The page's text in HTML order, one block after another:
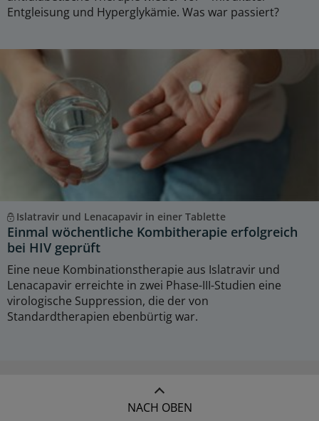
Entgleisung und Hyperglykämie. Was war passiert?
Islatravir und Lenacapavir in einer Tablette
Einmal wöchentliche Kombitherapie erfolgreich
bei HIV geprüft
Eine neue Kombinationstherapie aus Islatravir und
Lenacapavir erreichte in zwei Phase-III-Studien eine
virologische Suppression, die der von
Standardtherapien ebenbürtig war.
NACH OBEN